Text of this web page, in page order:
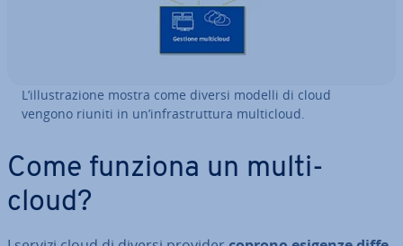
L’il­lu­stra­zio­ne mostra come diversi modelli di cloud
vengono riuniti in un’in­fra­strut­tu­ra mul­ti­cloud.
Come funziona un mul­ti­
cloud?